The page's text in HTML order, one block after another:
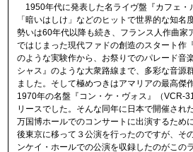
1950年代に発表した名ライヴ盤『カフェ・
「暗いはしけ」などのヒットで世界的な知名
勢いは60年代以降も続き、フランス人作曲家
ではじまった現代ファドの創造のスタート作
のような実験作から、お祭りでのパレード音
シャス』のような大衆路線まで、多彩な音源
ました。そして極めつきはアマリアの最高傑
1970年の名盤『コン・ケ・ヴォス』（VCR-
リースでした。そんな同年に日本で開催され
万国博ホールでのコンサートに出演するため
後東京に移って３公演を行ったのですが、そ
ンケイ・ホールでの公演を収録したのがこの